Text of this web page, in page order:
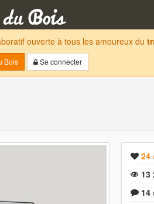
ouverte à tous les amoureux du
Bois
Se connecter
24
13
14